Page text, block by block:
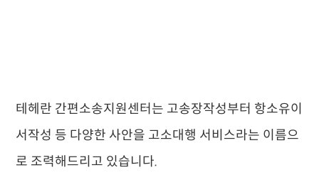
테헤란 간편소송지원센터는 고송장작성부터 항소유이
서작성 등 다양한 사안을 고소대행 서비스라는 이름으
로 조력해드리고 있습니다.